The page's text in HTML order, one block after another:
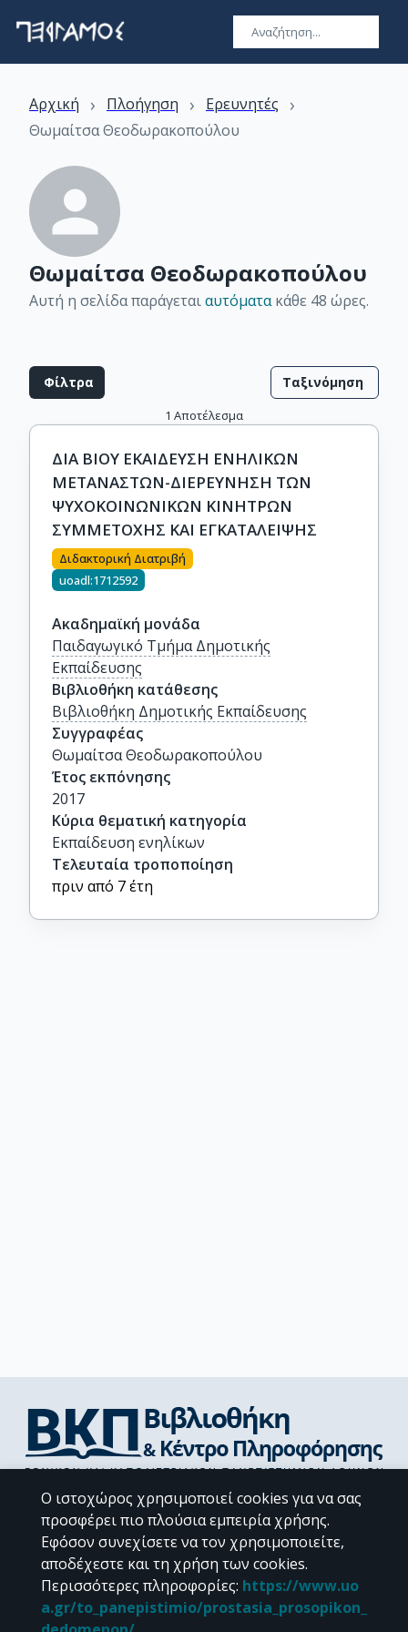
Αρχική › Πλοήγηση › Ερευνητές ›
Θωμαίτσα Θεοδωρακοπούλου
Θωμαίτσα Θεοδωρακοπούλου
Αυτή η σελίδα παράγεταιαυτόματακάθε 48 ώρες.
Φίλτρα Ταξινόμηση
1 Αποτέλεσμα
ΔΙΑ ΒΙΟΥ ΕΚΑΙΔΕΥΣΗ ΕΝΗΛΙΚΩΝ
ΜΕΤΑΝΑΣΤΩΝ-ΔΙΕΡΕΥΝΗΣΗ ΤΩΝ
ΨΥΧΟΚΟΙΝΩΝΙΚΩΝ ΚΙΝΗΤΡΩΝ
ΣΥΜΜΕΤΟΧΗΣ ΚΑΙ ΕΓΚΑΤΑΛΕΙΨΗΣ
Διδακτορική Διατριβή
uoadl:1712592
Ακαδημαϊκή μονάδα
Παιδαγωγικό Τμήμα Δημοτικής
Εκπαίδευσης
Βιβλιοθήκη κατάθεσης
Βιβλιοθήκη Δημοτικής Εκπαίδευσης
Συγγραφέας
Θωμαίτσα Θεοδωρακοπούλου
Έτος εκπόνησης
2017
Κύρια θεματική κατηγορία
Εκπαίδευση ενηλίκων
Τελευταία τροποποίηση
πριν από 7 έτη
Βιβλιοθήκες Σχολών του ΕΚΠΑ
Υπολογιστικό Κέντρο Βιβλιοθηκών
Επικοινωνία / Helpdesk
Ο ιστοχώρος χρησιμοποιεί cookies για να σας
προσφέρει πιο πλούσια εμπειρία χρήσης.
Εφόσον συνεχίσετε να τον χρησιμοποιείτε,
αποδέχεστε και τη χρήση των cookies.
Περισσότερες πληροφορίες: https://www.uo
a.gr/to_panepistimio/prostasia_prosopikon_